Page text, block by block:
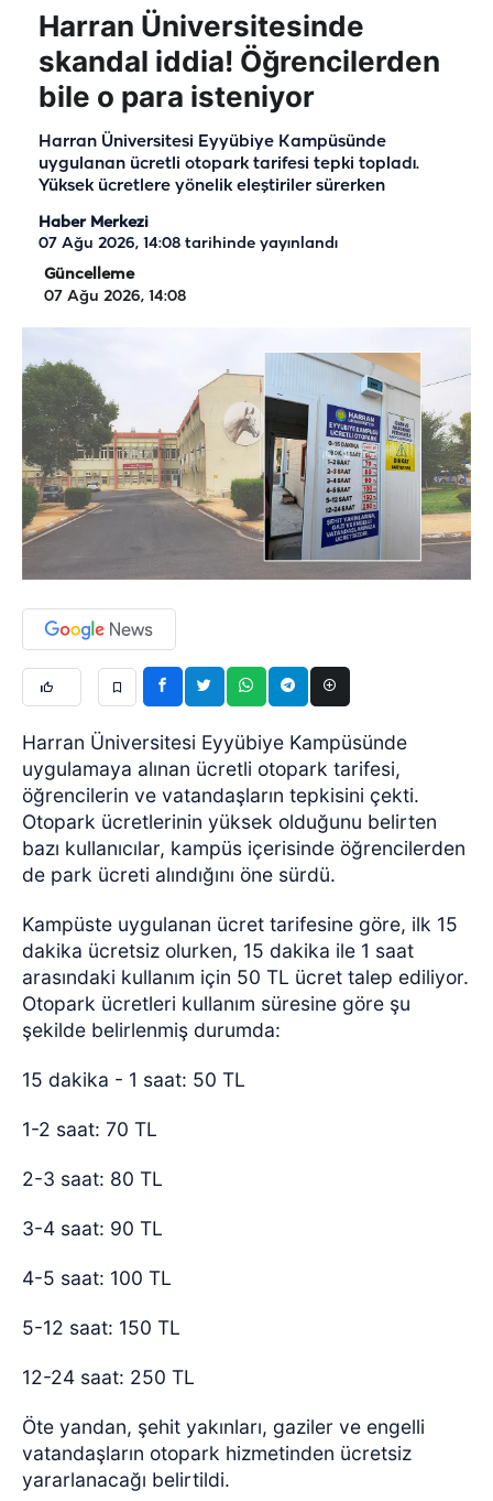
Harran Üniversitesinde
skandal iddia! Öğrencilerden
bile o para isteniyor
Harran Üniversitesi Eyyübiye Kampüsünde
uygulanan ücretli otopark tarifesi tepki topladı.
Yüksek ücretlere yönelik eleştiriler sürerken
Haber Merkezi
07 Ağu 2026, 14:08 tarihinde yayınlandı
Güncelleme
07 Ağu 2026, 14:08
Harran Üniversitesi Eyyübiye Kampüsünde
uygulamaya alınan ücretli otopark tarifesi,
öğrencilerin ve vatandaşların tepkisini çekti.
Otopark ücretlerinin yüksek olduğunu belirten
bazı kullanıcılar, kampüs içerisinde öğrencilerden
de park ücreti alındığını öne sürdü.
Kampüste uygulanan ücret tarifesine göre, ilk 15
dakika ücretsiz olurken, 15 dakika ile 1 saat
arasındaki kullanım için 50 TL ücret talep ediliyor.
Otopark ücretleri kullanım süresine göre şu
şekilde belirlenmiş durumda:
15 dakika - 1 saat: 50 TL
1-2 saat: 70 TL
2-3 saat: 80 TL
3-4 saat: 90 TL
4-5 saat: 100 TL
5-12 saat: 150 TL
12-24 saat: 250 TL
Öte yandan, şehit yakınları, gaziler ve engelli
vatandaşların otopark hizmetinden ücretsiz
yararlanacağı belirtildi.